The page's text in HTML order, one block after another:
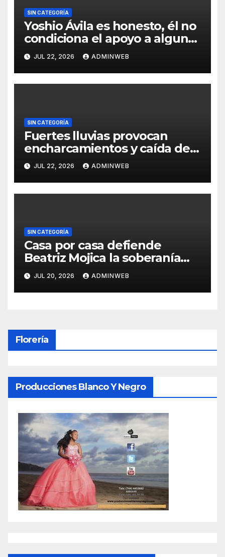
SIN CATEGORÍA
Yoshio Ávila es honesto, él no
condiciona el apoyo a alguna
figura política por una
candidatura
JUL 22, 2026 ADMINWEB
SIN CATEGORÍA
Fuertes lluvias provocan
encharcamientos y caída de
un árbol, sin daños graves en
Acapulco
JUL 22, 2026 ADMINWEB
SIN CATEGORÍA
Casa por casa defiende
Beatriz Mojica la soberanía
nacional en Tlapa
JUL 20, 2026 ADMINWEB
Florería
Producciones Blanco Y Negro